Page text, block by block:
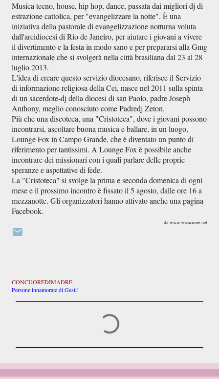
Musica tecno, house, hip hop, dance, passata dai migliori dj di
estrazione cattolica, per "evangelizzare la notte". È una
iniziativa della pastorale di evangelizzazione notturna voluta
dall'arcidiocesi di Rio de Janeiro, per aiutare i giovani a vivere
il divertimento e la festa in modo sano e per prepararsi alla Gmg
internazionale che si svolgerà nella città brasiliana dal 23 al 28
luglio 2013.
L'idea di creare questo servizio diocesano, riferisce il Servizio
di informazione religiosa della Cei, nasce nel 2011 sulla spinta
di un sacerdote-dj della diocesi di san Paolo, padre Joseph
Anthony, meglio conosciuto come Padredj Zeton.
Più che una discoteca, una "Cristoteca", dove i giovani possono
incontrarsi, ascoltare buona musica e ballare, in un luogo,
Lounge Fox in Campo Grande, che è diventato un punto di
riferimento per tantissimi. A Lounge Fox è possibile anche
incontrare dei missionari con i quali parlare delle proprie
speranze e aspettative di fede.
La "Cristoteca" si svolge la prima e seconda domenica di ogni
mese e il prossimo incontro è fissato il 5 agosto, dalle ore 16 a
mezzanotte. Gli organizzatori hanno attivato anche una pagina
Facebook.
da www.vocazione.net
CONCUOREDIMADRE
Persone innamorate di Gesù!
n
t